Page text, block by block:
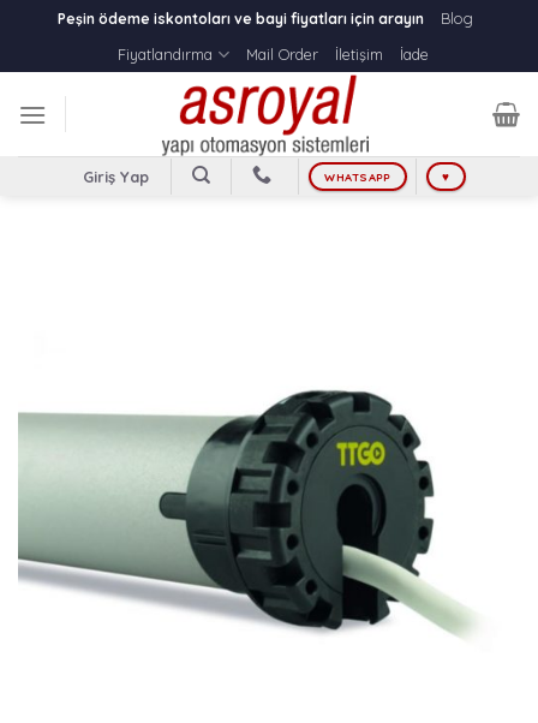
content
Peşin ödeme iskontoları ve bayi fiyatları için arayın
Blog
Fiyatlandırma
Mail Order İletişim İade
Giriş Yap WHATSAPP ♥